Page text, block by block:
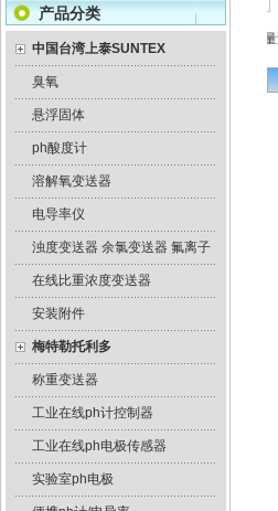
产品分类
中国台湾上泰SUNTEX
臭氧
悬浮固体
ph酸度计
溶解氧变送器
电导率仪
浊度变送器 余氯变送器 氟离子
在线比重浓度变送器
安装附件
梅特勒托利多
称重变送器
工业在线ph计控制器
工业在线ph电极传感器
实验室ph电极
机械隔膜计量泵 意大利seko电磁隔膜计量泵